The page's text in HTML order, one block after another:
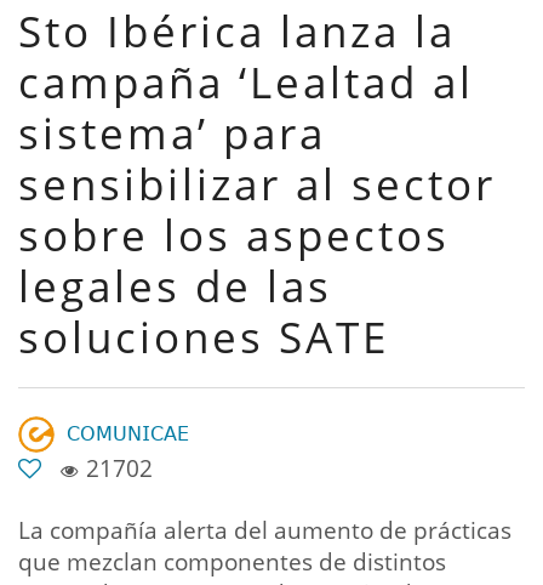
Sto Ibérica lanza la
campaña ‘Lealtad al
sistema’ para
sensibilizar al sector
sobre los aspectos
legales de las
soluciones SATE
𝖢𝖮𝖬𝖴𝖭𝖨𝖢𝖠𝖤
21702
La compañía alerta del aumento de prácticas
que mezclan componentes de distintos